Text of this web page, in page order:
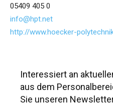
05409 405 0
info@hpt.net
http://www.hoecker-
Interessiert an
aus dem
Sie unseren